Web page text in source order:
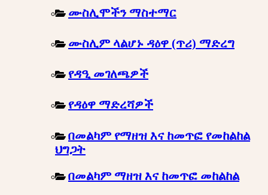
ሙስሊሞችን ማስተማር
ሙስሊም ላልሆኑ ዳዕዋ (ጥሪ) ማድረግ
የዳዒ መገለጫዎች
የዳዕዋ ማድረሻዎች
በመልካም የማዘዝ እና ከመጥፎ የመከልከል
ህግጋት
በመልካም ማዘዝ እና ከመጥፎ መከልከል